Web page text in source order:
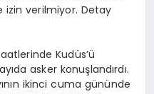
izin verilmiyor. Detay
Kudüs’ü
asker konuşlandırdı.
ikinci cuma gününde